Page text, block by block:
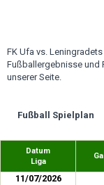
FK Ufa vs.
Fußballergebnisse und
unserer Seite.
Fußball Spielplan
Datum
Liga
11/07/2026